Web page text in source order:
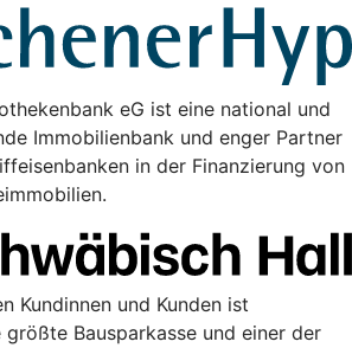
eG ist eine national und
Immobilienbank und enger Partner
in der Finanzierung von
Kundinnen und Kunden ist
Bausparkasse und einer der